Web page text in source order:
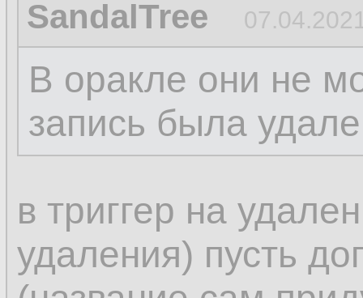
SandalTree
В оракле они не
запись была
в триггер на
удаления) пусть